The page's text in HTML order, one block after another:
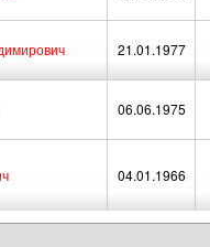
21.01.1977
06.06.1975
04.01.1966